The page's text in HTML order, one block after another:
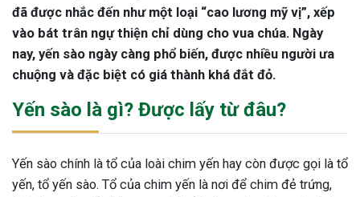
đã được nhắc đến như một loại “cao lương mỹ vị”, xếp
vào bát trân ngự thiện chỉ dùng cho vua chúa. Ngày
nay, yến sào ngày càng phổ biến, được nhiều người ưa
chuộng và đặc biệt có giá thành khá đắt đỏ.
Yến sào là gì? Được lấy từ đâu?
Yến sào chính là tổ của loài chim yến hay còn được gọi là tổ
yến, tổ yến sào. Tổ của chim yến là nơi để chim đẻ trứng,